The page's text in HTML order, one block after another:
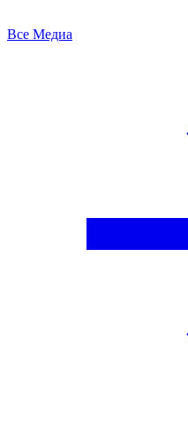
Все Медиа